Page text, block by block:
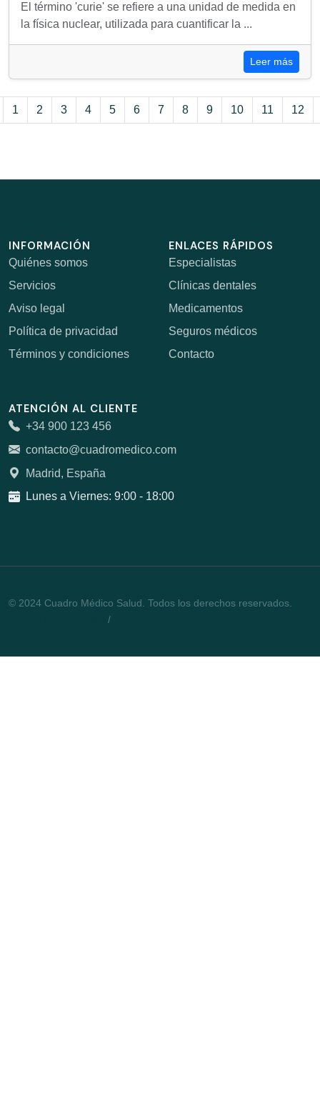
El término 'curie' se refiere a una unidad de medida en
la física nuclear, utilizada para cuantificar la ...
Leer más
1 2 3 4 5 6 7 8 9 10 11 12
INFORMACIÓN
Quiénes somos
Servicios
Aviso legal
Política de privacidad
Términos y condiciones
ENLACES RÁPIDOS
Especialistas
Clínicas dentales
Medicamentos
Seguros médicos
Contacto
ATENCIÓN AL CLIENTE
+34 900 123 456
contacto@cuadromedico.com
Madrid, España
Lunes a Viernes: 9:00 - 18:00
© 2024 Cuadro Médico Salud. Todos los derechos reservados.
/